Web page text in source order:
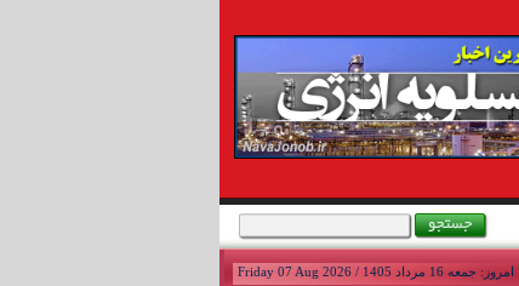
امروز: جمعه 16 مرداد 1405 / Friday 07 Aug 2026